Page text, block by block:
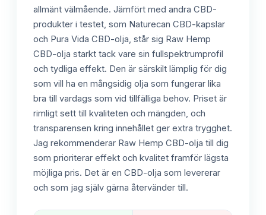
allmänt välmående. Jämfört med andra CBD-
produkter i testet, som Naturecan CBD-kapslar
och Pura Vida CBD-olja, står sig Raw Hemp
CBD-olja starkt tack vare sin fullspektrumprofil
och tydliga effekt. Den är särskilt lämplig för dig
som vill ha en mångsidig olja som fungerar lika
bra till vardags som vid tillfälliga behov. Priset är
rimligt sett till kvaliteten och mängden, och
transparensen kring innehållet ger extra trygghet.
Jag rekommenderar Raw Hemp CBD-olja till dig
som prioriterar effekt och kvalitet framför lägsta
möjliga pris. Det är en CBD-olja som levererar
och som jag själv gärna återvänder till.